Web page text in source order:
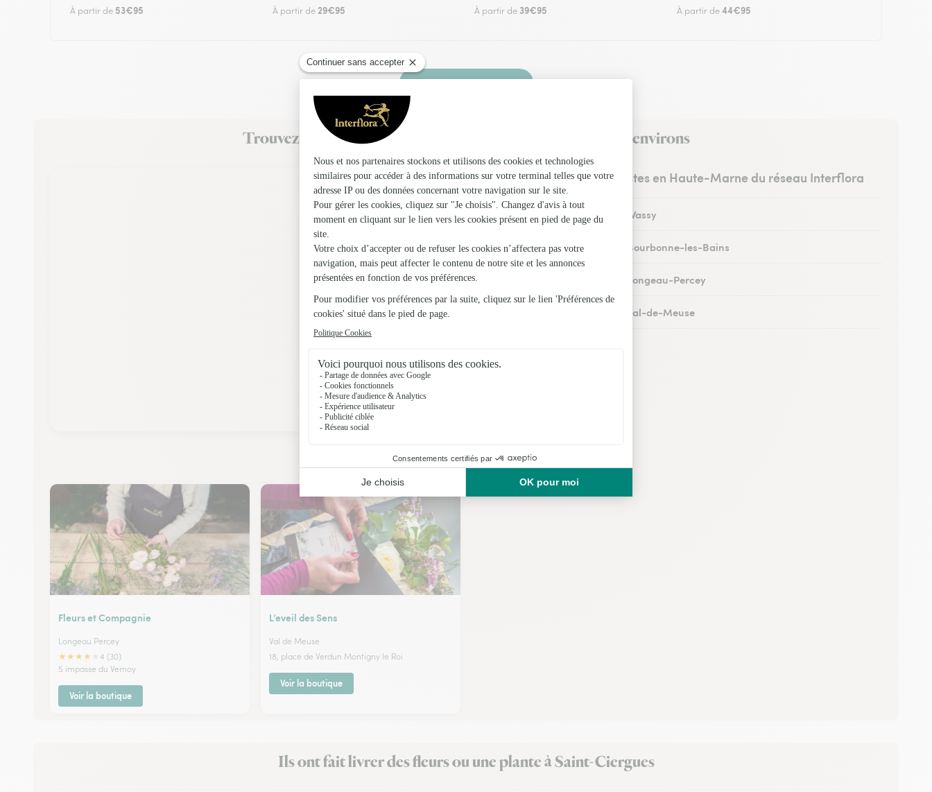
À partir de 53€95 À partir de 29€95 À partir de 39€95 À partir de44€95
Faire livrer des fleurs
Trouvez un fleuriste Interflora à Saint-Ciergues et dans ses environs
Les fleuristes en Haute-Marne du réseau Interflora
Fleuristes à Wassy
Fleuristes à Bourbonne-les-Bains
Fleuristes à Longeau-Percey
Fleuristes à Val-de-Meuse
Nos fleuristes à Saint-Ciergues
Fleurs et Compagnie
Longeau Percey
★★★★
4 (30)
5 impasse du Vernoy
Voir la boutique
L’eveil des Sens
Val de Meuse
18, place de Verdun Montigny le Roi
Voir la boutique
Ils ont fait livrer des fleurs ou une plante à Saint-Ciergues